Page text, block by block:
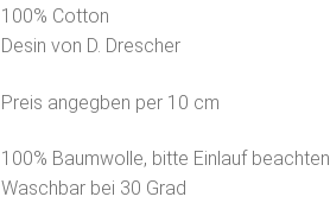
100% Cotton
Desin von D. Drescher
Preis angegben per 10 cm
100% Baumwolle, bitte Einlauf beachten
Waschbar bei 30 Grad